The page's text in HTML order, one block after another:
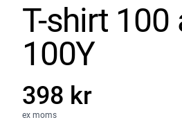
T-shirt 100
100Y
398 kr
ex moms